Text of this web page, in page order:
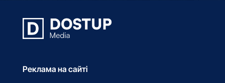
Реклама на сайті